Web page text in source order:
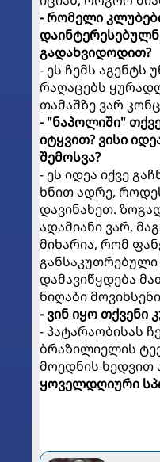
- რომელი
გადახვიდოდით?
- ეს ჩემს აგენტს
რაღაცებს
თამაშზე ვარ
- "ნაპოლიში"
იტყვით? ვისი
შემოსვა?
- ეს იდეა იქვე
ხნით ადრე,
დავინახეთ.
ადამიანი ვარ,
მიხარია, რომ
დამავიწყდება
ნიღაბი
- ვინ იყო თქვენი
- პატარაობისას
ბრაზილიელის
მოედნის ხედვით
ყოველდღიური